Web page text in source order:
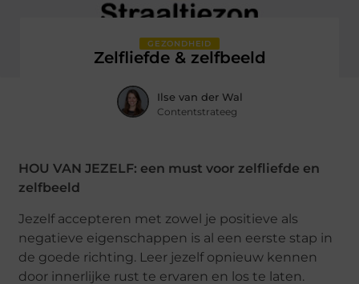
GEZONDHEID
Zelfliefde & zelfbeeld
Ilse van der Wal
Contentstrateeg
HOU VAN JEZELF: een must voor zelfliefde en
zelfbeeld
Jezelf accepteren met zowel je positieve als
negatieve eigenschappen is al een eerste stap in
de goede richting. Leer jezelf opnieuw kennen
door innerlijke rust te ervaren en los te laten.